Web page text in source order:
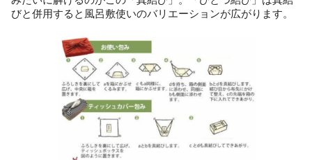
びと併用すると風呂敷使いのバリエーションが広がります。